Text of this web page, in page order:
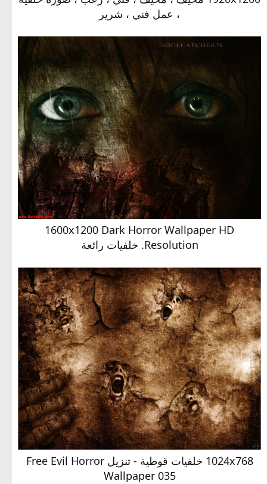
، عمل فني ، شرير
1600x1200 Dark Horror Wallpaper HD
Resolution. خلفيات رائعة
1024x768 خلفيات قوطية - تنزيل Free Evil Horror
Wallpaper 035